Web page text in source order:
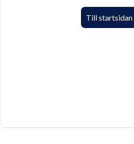
Till startsidan